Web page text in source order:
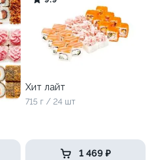
Хит лайт
715 г / 24 шт
1 469 ₽